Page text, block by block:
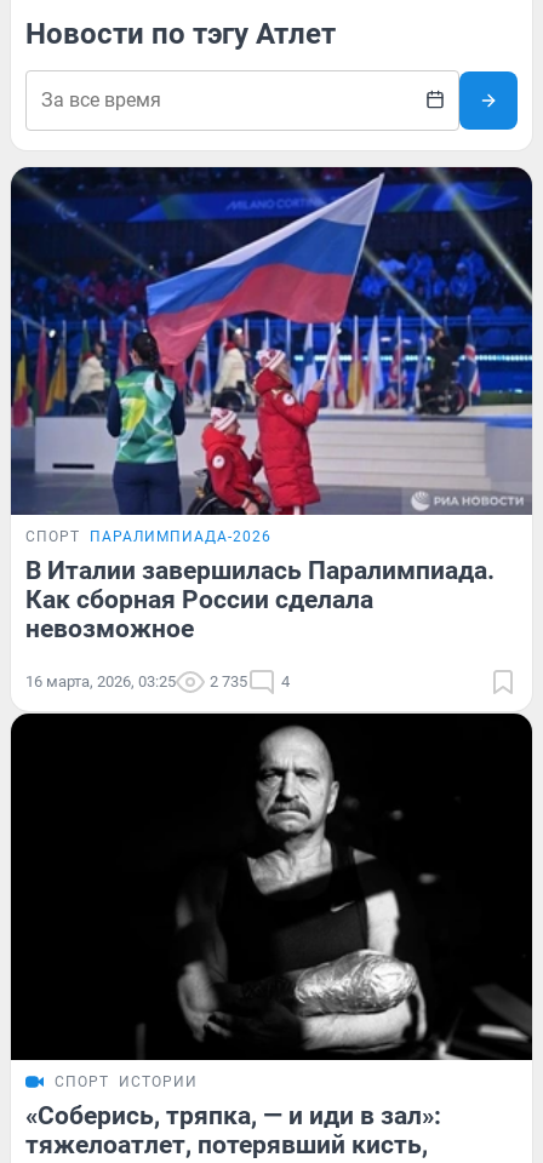
Новости по тэгу Атлет
СПОРТ ПАРАЛИМПИАДА-2026
В Италии завершилась Паралимпиада.
Как сборная России сделала
невозможное
16 марта, 2026, 03:25 2 735 4
СПОРТ ИСТОРИИ
«Соберись, тряпка, — и иди в зал»:
тяжелоатлет, потерявший кисть,